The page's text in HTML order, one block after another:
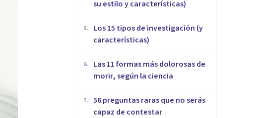
su estilo y características)
5.
Los 15 tipos de investigación (y
características)
6.
Las 11 formas más dolorosas de
morir, según la ciencia
7. 56 preguntas raras que no serás
capaz de contestar